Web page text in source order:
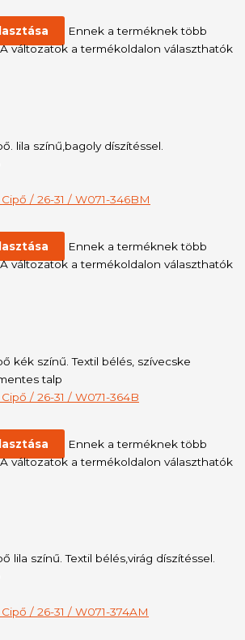
Ennek a terméknek több
változatok a termékoldalon választhatók
lila színű,bagoly díszítéssel.
Ennek a terméknek több
változatok a termékoldalon választhatók
kék színű. Textil bélés, szívecske
talp
Ennek a terméknek több
változatok a termékoldalon választhatók
lila színű. Textil bélés,virág díszítéssel.